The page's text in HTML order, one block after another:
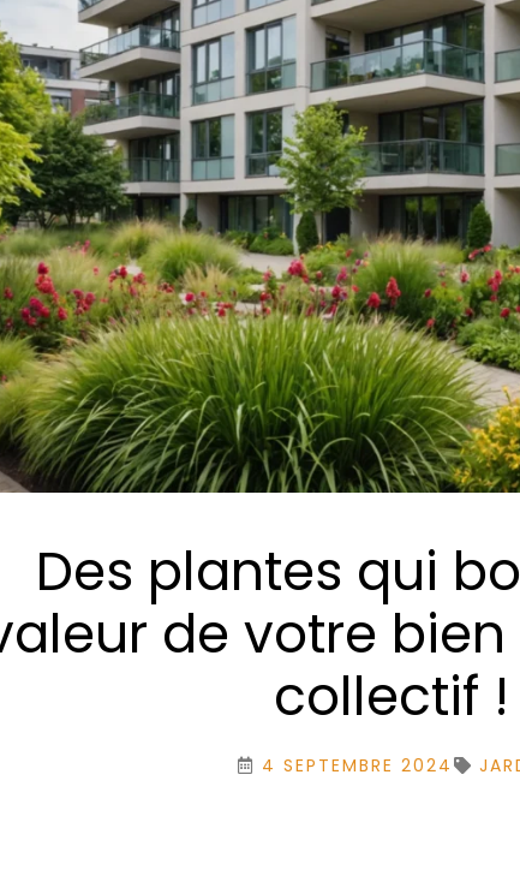
Des plantes qui
de votre
collectif !
4 SEPTEMBRE 2024